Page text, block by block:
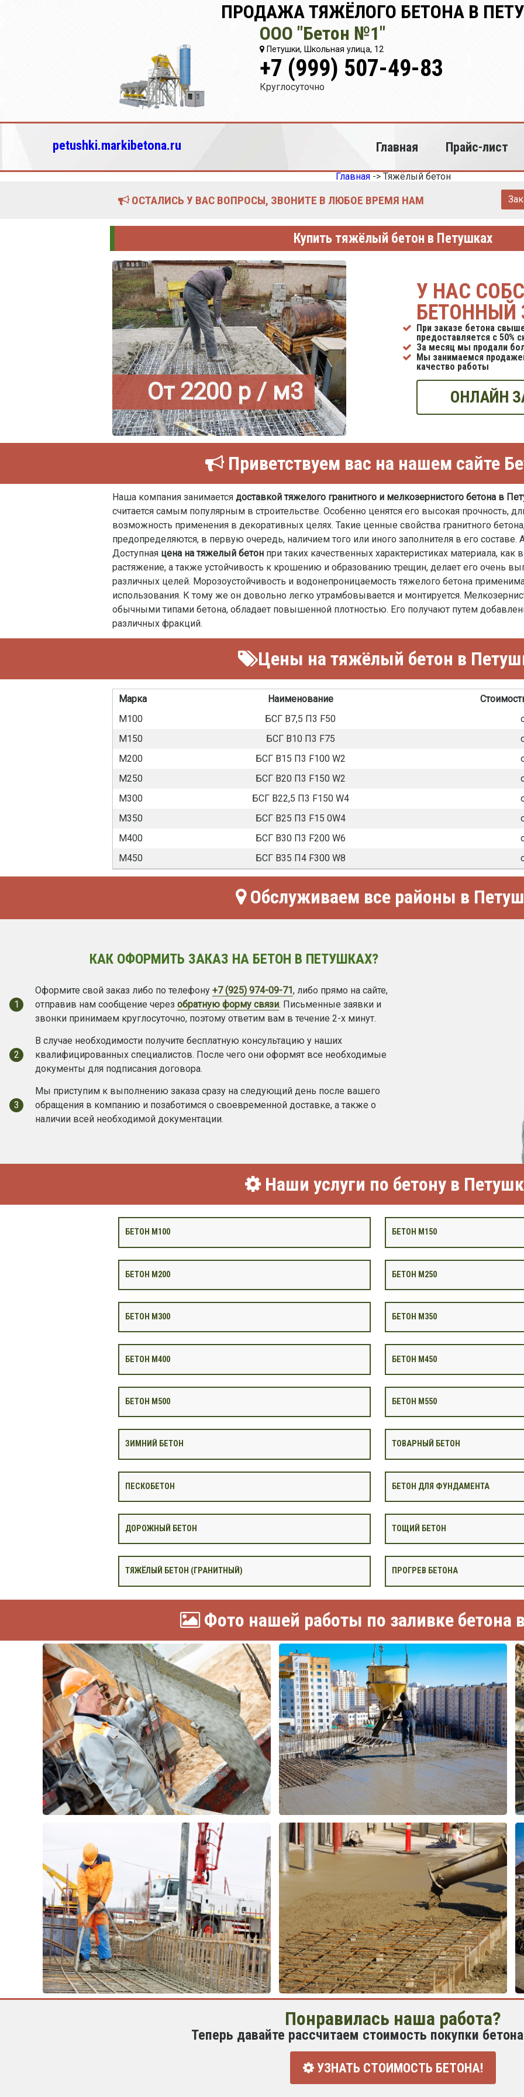
ПРОДАЖА ТЯЖЁЛОГО БЕТОНА В
ООО "Бетон №1"
Петушки, Школьная улица, 12
+7 (999) 507-49-83
Круглосуточно
petushki.markibetona.ru Главная Прайс-лист
Главная-> Тяжёлый бетон
ОСТАЛИСЬ У ВАС ВОПРОСЫ, ЗВОНИТЕ В ЛЮБОЕ ВРЕМЯ НАМ
Купить тяжёлый бетон в Петушках
От 2200 р / м3
У НАС
БЕТОННЫЙ
При заказе бетона
предоставляется с 50%
За месяц мы продали
Мы занимаемся
качество работы
ОНЛАЙН
Приветствуем вас на нашем сайте
Наша компания занимается доставкой тяжелого гранитного и мелкозернистого бетона в
считается самым популярным в строительстве. Особенно ценятся его высокая прочность,
возможность применения в декоративных целях. Такие ценные свойства гранитного
предопределяются, в первую очередь, наличием того или иного заполнителя в его составе.
Доступная цена на тяжелый бетон при таких качественных характеристиках материала,
растяжение, а также устойчивость к крошению и образованию трещин, делает его очень
различных целей. Морозоустойчивость и водонепроницаемость тяжелого бетона
использования. К тому же он довольно легко утрамбовывается и монтируется.
обычными типами бетона, обладает повышенной плотностью. Его получают путем
различных фракций.
Цены на тяжёлый бетон в
Марка Наименование
М100
БСГ В7,5 П3 F50
М150
БСГ В10 П3 F75
М200
БСГ В15 П3 F100 W2
М250
БСГ В20 П3 F150 W2
М300
БСГ В22,5 П3 F150 W4
М350
БСГ В25 П3 F15 0W4
М400
БСГ В30 П3 F200 W6
М450
БСГ В35 П4 F300 W8
Обслуживаем все районы в
КАК ОФОРМИТЬ ЗАКАЗ НА БЕТОН В ПЕТУШКАХ?
1
Оформите свой заказ либо по телефону +7 (925) 974-09-71, либо прямо на сайте,
отправив нам сообщение через обратную форму связи. Письменные заявки и
звонки принимаем круглосуточно, поэтому ответим вам в течение 2-х минут.
2
В случае необходимости получите бесплатную консультацию у наших
квалифицированных специалистов. После чего они оформят все необходимые
документы для подписания договора.
3
Мы приступим к выполнению заказа сразу на следующий день после вашего
обращения в компанию и позаботимся о своевременной доставке, а также о
наличии всей необходимой документации.
Наши услуги по бетону в
БЕТОН М100 БЕТОН М150
БЕТОН М200 БЕТОН М250
БЕТОН М300 БЕТОН М350
БЕТОН М400 БЕТОН М450
БЕТОН М500 БЕТОН М550
ЗИМНИЙ БЕТОН ТОВАРНЫЙ БЕТОН
ПЕСКОБЕТОН БЕТОН ДЛЯ ФУНДАМЕНТА
ДОРОЖНЫЙ БЕТОН ТОЩИЙ БЕТОН
ТЯЖЁЛЫЙ БЕТОН (ГРАНИТНЫЙ) ПРОГРЕВ БЕТОНА
Фото нашей работы по заливке бетона
Понравилась наша работа?
Теперь давайте рассчитаем стоимость покупки
УЗНАТЬ СТОИМОСТЬ БЕТОНА!